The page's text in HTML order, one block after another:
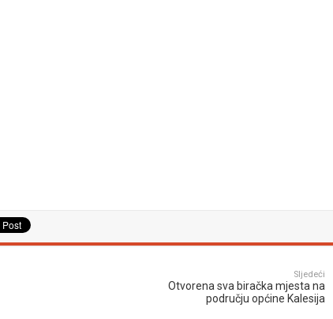
Sljedeći
Otvorena sva biračka mjesta na
području općine Kalesija